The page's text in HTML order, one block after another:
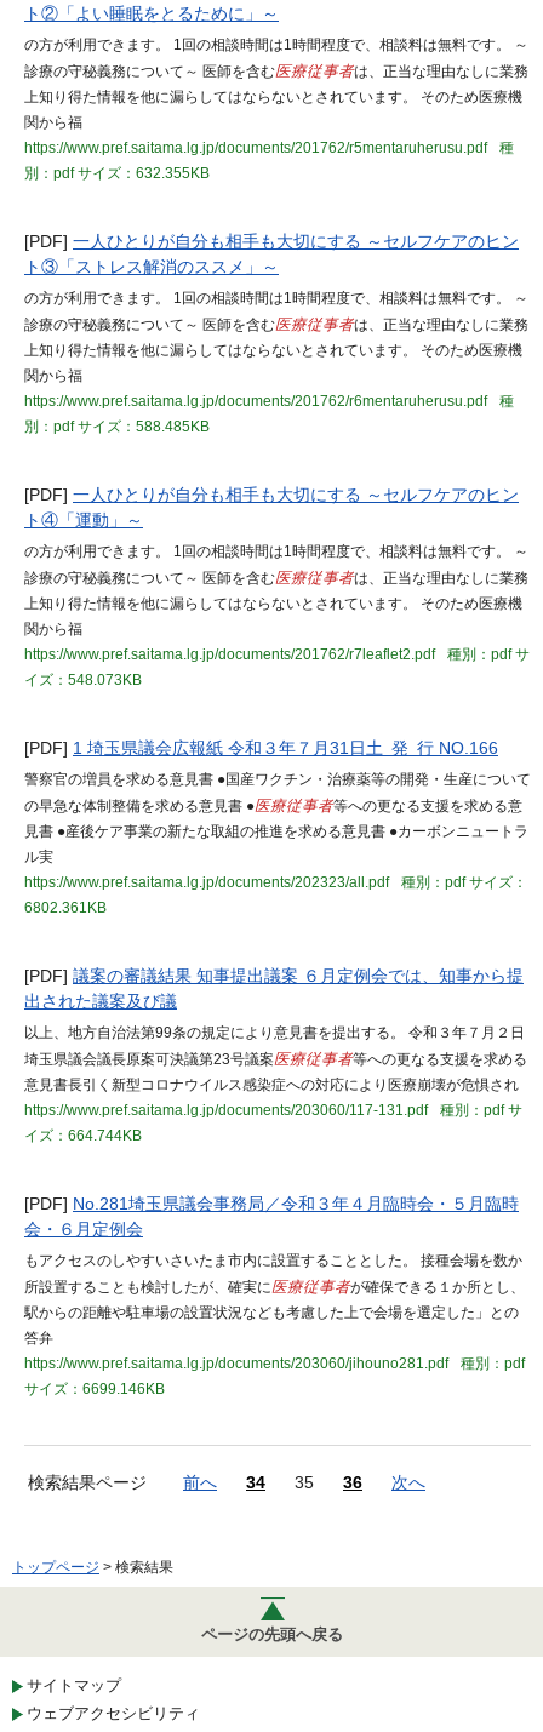
ト②「よい睡眠をとるために」～
の方が利用できます。 1回の相談時間は1時間程度で、相談料は無料です。 ～
診療の守秘義務について～ 医師を含む医療従事者は、正当な理由なしに業務
上知り得た情報を他に漏らしてはならないとされています。 そのため医療機
関から福
https://www.pref.saitama.lg.jp/documents/201762/r5mentaruherusu.pdf
種
別：pdfサイズ：632.355KB
[PDF] 一人ひとりが自分も相手も大切にする ～セルフケアのヒン
ト③「ストレス解消のススメ」～
の方が利用できます。 1回の相談時間は1時間程度で、相談料は無料です。 ～
診療の守秘義務について～ 医師を含む医療従事者は、正当な理由なしに業務
上知り得た情報を他に漏らしてはならないとされています。 そのため医療機
関から福
https://www.pref.saitama.lg.jp/documents/201762/r6mentaruherusu.pdf
種
別：pdfサイズ：588.485KB
[PDF] 一人ひとりが自分も相手も大切にする ～セルフケアのヒン
ト④「運動」～
の方が利用できます。 1回の相談時間は1時間程度で、相談料は無料です。 ～
診療の守秘義務について～ 医師を含む医療従事者は、正当な理由なしに業務
上知り得た情報を他に漏らしてはならないとされています。 そのため医療機
関から福
https://www.pref.saitama.lg.jp/documents/201762/r7leaflet2.pdf
種別：pdfサ
イズ：548.073KB
[PDF] 1 埼玉県議会広報紙 令和３年７月31日土 発 行 NO.166
警察官の増員を求める意見書 ●国産ワクチン・治療薬等の開発・生産について
の早急な体制整備を求める意見書 ●医療従事者等への更なる支援を求める意
見書 ●産後ケア事業の新たな取組の推進を求める意見書 ●カーボンニュートラ
ル実
https://www.pref.saitama.lg.jp/documents/202323/all.pdf
種別：pdfサイズ：
6802.361KB
[PDF] 議案の審議結果 知事提出議案 ６月定例会では、知事から提
出された議案及び議
以上、地方自治法第99条の規定により意見書を提出する。 令和３年７月２日
埼玉県議会議長原案可決議第23号議案医療従事者等への更なる支援を求める
意見書長引く新型コロナウイルス感染症への対応により医療崩壊が危惧され
https://www.pref.saitama.lg.jp/documents/203060/117-131.pdf
種別：pdfサ
イズ：664.744KB
[PDF] No.281埼玉県議会事務局／令和３年４月臨時会・５月臨時
会・６月定例会
もアクセスのしやすいさいたま市内に設置することとした。 接種会場を数か
所設置することも検討したが、確実に医療従事者が確保できる１か所とし、
駅からの距離や駐車場の設置状況なども考慮した上で会場を選定した」との
答弁
https://www.pref.saitama.lg.jp/documents/203060/jihouno281.pdf
種別：pdf
サイズ：6699.146KB
検索結果ページ 前へ 34 35 36 次へ
トップページ > 検索結果
ページの先頭へ戻る
サイトマップ
ウェブアクセシビリティ